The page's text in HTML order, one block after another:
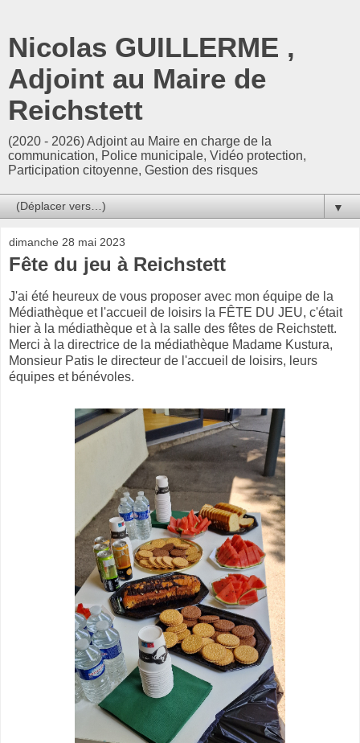
Nicolas GUILLERME ,
Adjoint au Maire de
Reichstett
(2020 - 2026) Adjoint au Maire en charge de la
communication, Police municipale, Vidéo protection,
Participation citoyenne, Gestion des risques
▼
dimanche 28 mai 2023
Fête du jeu à Reichstett
J'ai été heureux de vous proposer avec mon équipe de la
Médiathèque et l'accueil de loisirs la FÊTE DU JEU, c'était
hier à la médiathèque et à la salle des fêtes de Reichstett.
Merci à la directrice de la médiathèque Madame Kustura,
Monsieur Patis le directeur de l'accueil de loisirs, leurs
équipes et bénévoles.